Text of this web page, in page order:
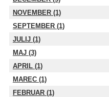
NOVEMBER (1)
SEPTEMBER (1)
JULIJ (1)
MAJ (3)
APRIL (1)
MAREC (1)
FEBRUAR (1)